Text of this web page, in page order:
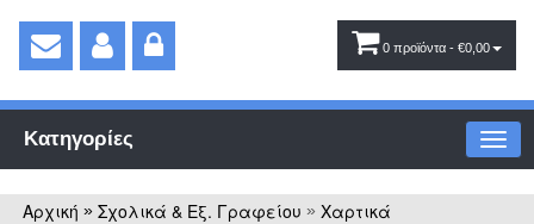
0 προϊόντα - €0,00
Κατηγορίες
Αρχική » Σχολικά & Εξ. Γραφείου » Χαρτικά